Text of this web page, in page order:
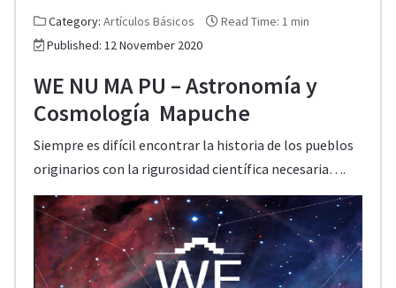
Category: Artículos Básicos
Read Time: 1 min
Published: 12 November 2020
WE NU MA PU – Astronomía y
Cosmología Mapuche
Siempre es difícil encontrar la historia de los pueblos
originarios con la rigurosidad científica necesaria….